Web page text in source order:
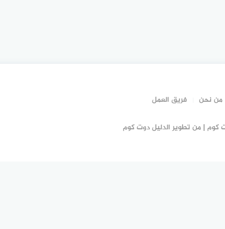
من نحن فريق العمل